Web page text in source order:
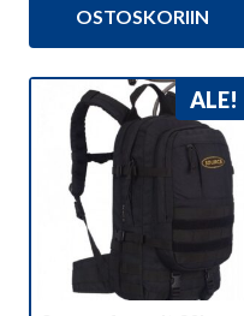
179,90 €.
159,90 €.
OSTOSKORIIN
ALE!